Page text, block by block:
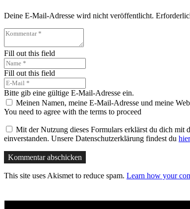
Deine E-Mail-Adresse wird nicht veröffentlicht.
Fill out this field
Fill out this field
Bitte gib eine gültige E-Mail-Adresse ein.
Meinen Namen, meine E-Mail-Adresse und meine
You need to agree with the terms to proceed
Mit der Nutzung dieses Formulars erklärst du dich mit
einverstanden. Unsere Datenschutzerklärung findest du hier
Kommentar abschicken
This site uses Akismet to reduce spam. Learn how your